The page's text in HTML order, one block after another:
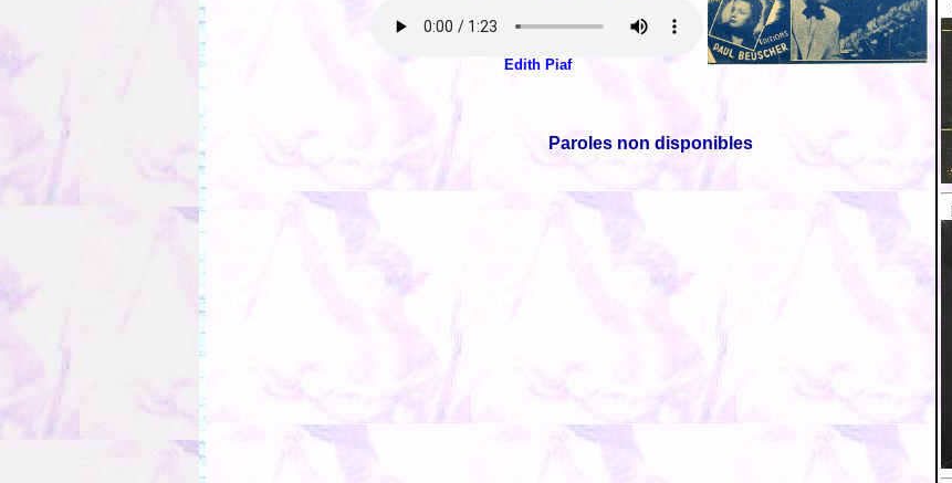
Edith Piaf
Paroles non disponibles